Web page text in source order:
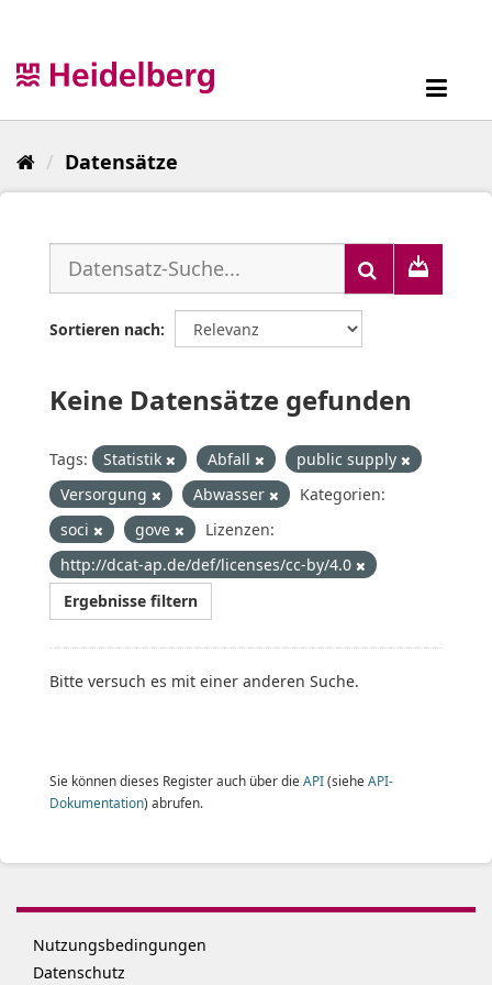
Datensätze
Sortieren nach
Keine Datensätze gefunden
Tags: Statistik Abfall
public supply
Versorgung
Abwasser
Kategorien:
soci
gove
Lizenzen:
http://dcat-ap.de/def/licenses/cc-by/4.0
Ergebnisse filtern
Bitte versuch es mit einer anderen Suche.
Sie können dieses Register auch über die API(siehe API-
Dokumentation) abrufen.
Nutzungsbedingungen
Datenschutz